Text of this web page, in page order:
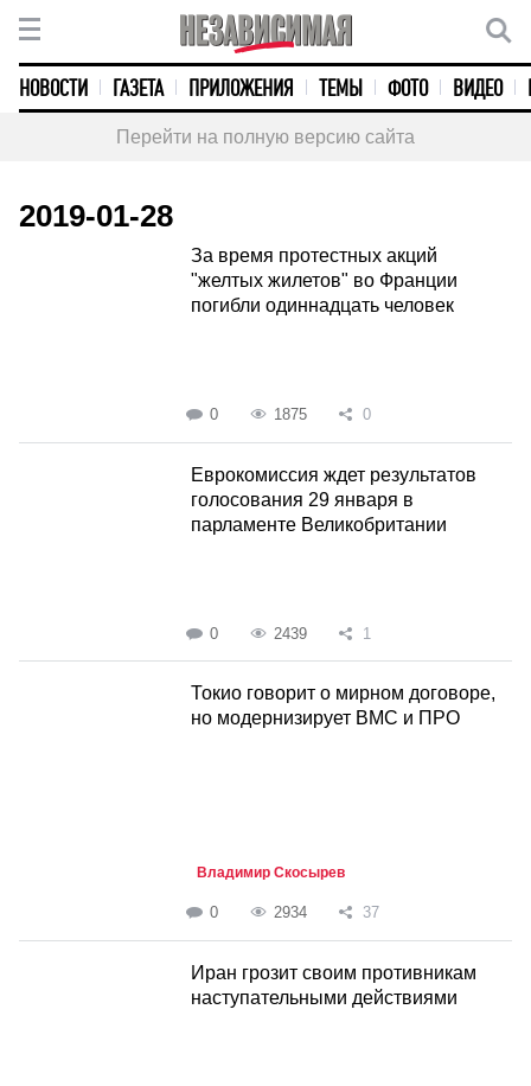
НОВОСТИ ГАЗЕТА ПРИЛОЖЕНИЯ ТЕМЫ ФОТО ВИДЕО
Перейти на полную версию сайта
2019-01-28
За время протестных акций
"желтых жилетов" во Франции
погибли одиннадцать человек
0 1875 0
Еврокомиссия ждет результатов
голосования 29 января в
парламенте Великобритании
0 2439 1
Токио говорит о мирном договоре,
но модернизирует ВМС и ПРО
Владимир Скосырев
0 2934 37
Иран грозит своим противникам
наступательными действиями